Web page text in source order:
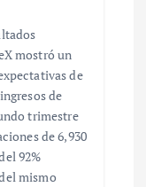
mostró un
de
de
trimestre
de 6,930
92%
mismo